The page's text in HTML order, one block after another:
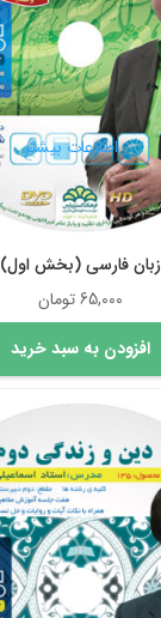
اطلاعات بیشتر
زبان فارسی (بخش اول)
65,000تومان
افزودن به سبد خرید